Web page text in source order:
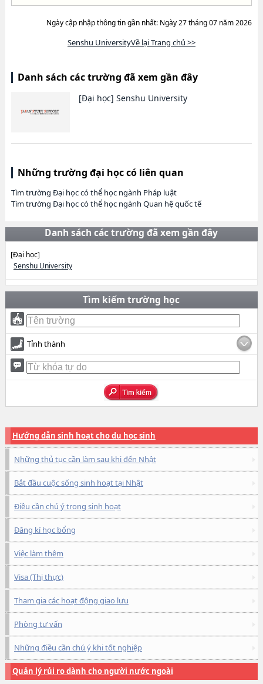
Ngày cập nhập thông tin gần nhất: Ngày 27 tháng 07 năm 2026
Senshu UniversityVề lại Trang chủ >>
Danh sách các trường đã xem gần đây
[Đại học] Senshu University
Những trường đại học có liên quan
Tìm trường Đại học có thể học ngành Pháp luật
Tìm trường Đại học có thể học ngành Quan hệ quốc tế
Danh sách các trường đã xem gần đây
[Đại học]
Senshu University
Tìm kiếm trường học
Tỉnh thành
Hướng dẫn sinh hoạt cho du học sinh
Những thủ tục cần làm sau khi đến Nhật
Bắt đầu cuộc sống sinh hoạt tại Nhật
Điều cần chú ý trong sinh hoạt
Đăng kí học bổng
Việc làm thêm
Visa (Thị thực)
Tham gia các hoạt động giao lưu
Phòng tư vấn
Những điều cần chú ý khi tốt nghiệp
Quản lý rủi ro dành cho người nước ngoài